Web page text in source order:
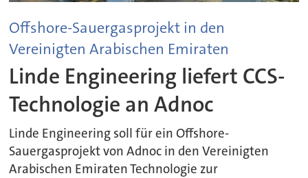
Offshore-Sauergasprojekt in den
Vereinigten Arabischen Emiraten
Linde Engineering liefert CCS-
Technologie an Adnoc
Linde Engineering soll für ein Offshore-
Sauergasprojekt von Adnoc in den Vereinigten
Arabischen Emiraten Technologie zur